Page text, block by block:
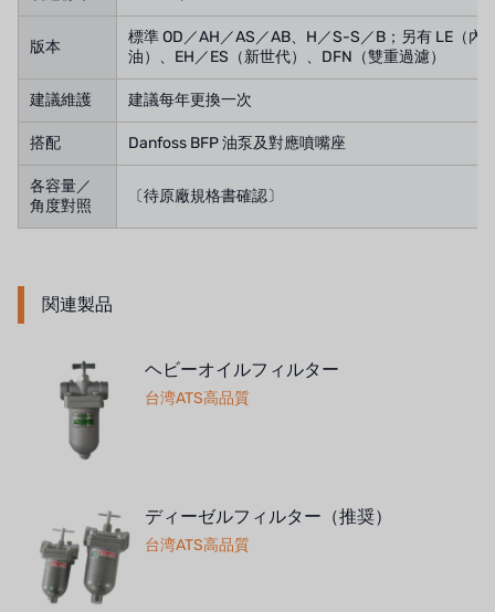
版本
標準 OD／AH／AS／AB、H／S-S／B；另有 LE（內
油）、EH／ES（新世代）、DFN（雙重過濾）
建議維護 建議每年更換一次
搭配 Danfoss BFP 油泵及對應噴嘴座
各容量／
角度對照
〔待原廠規格書確認〕
関連製品
ヘビーオイルフィルター
台湾ATS高品質
ディーゼルフィルター（推奨）
台湾ATS高品質